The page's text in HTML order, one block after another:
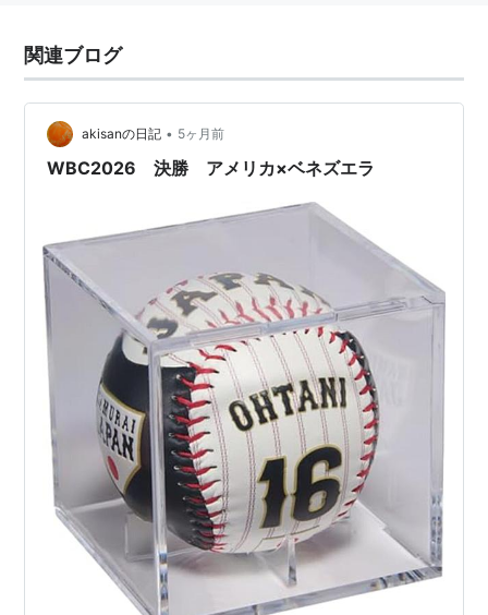
メリア軍を統括している。
フォトン・バッテリーの強奪を主任務とする海賊部隊を
秘密裏に組織している。旗艦はメガファウナ。
保有モビルスーツはG-アルケイン
、ジャハナム 、ヘカテーなど。
【あめりあ】
マルコ・アメリア （イタリアのサッカー選手）
関連ブログ
akisanの日記 • 5ヶ月前
WBC2026 決勝 アメリカ×ベネズエラ